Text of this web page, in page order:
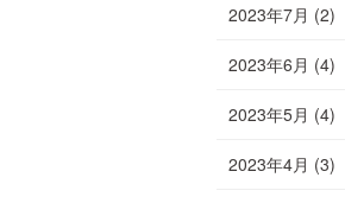
2023年7月 (2)
2023年6月 (4)
2023年5月 (4)
2023年4月 (3)